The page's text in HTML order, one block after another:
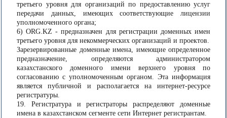
третьего уровня для организаций по предоставлению услуг
передачи данных, имеющих соответствующие лицензии
уполномоченного органа;
6) ORG.KZ - предназначен для регистрации доменных имен
третьего уровня для некоммерческих организаций и проектов.
Зарезервированные доменные имена, имеющие определенное
предназначение, определяются администратором
казахстанского доменного имени верхнего уровня по
согласованию с уполномоченным органом. Эта информация
является публичной и располагается на интернет-ресурсе
регистратуры.
19. Регистратура и регистраторы распределяют доменные
имена в казахстанском сегменте сети Интернет регистрантам.